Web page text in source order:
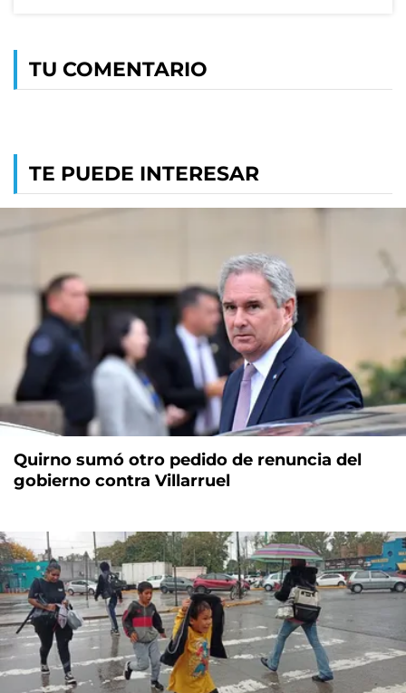
TU COMENTARIO
TE PUEDE INTERESAR
Quirno sumó otro pedido de renuncia del
gobierno contra Villarruel